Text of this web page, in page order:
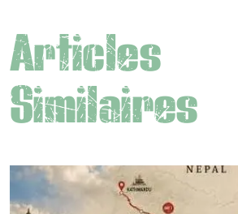
Articles
Similaires